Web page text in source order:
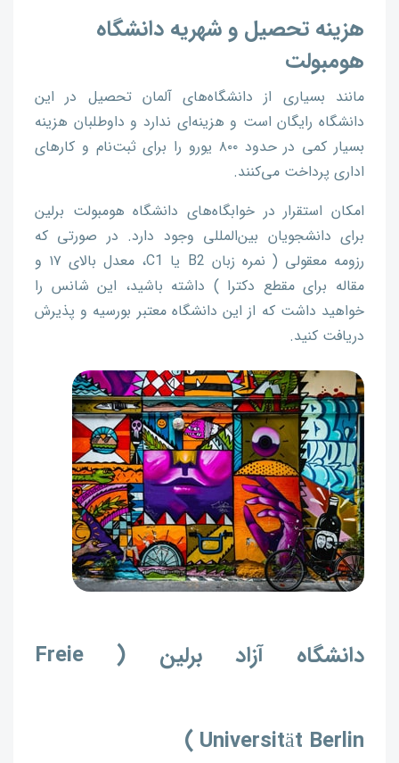
هزینه تحصیل و شهریه دانشگاه
هومبولت
مانند بسیاری از دانشگاه‌های آلمان تحصیل در این
دانشگاه رایگان است و هزینه‌ای ندارد و داوطلبان هزینه
بسیار کمی در حدود ۸۰۰ یورو را برای ثبت‌نام و کارهای
اداری پرداخت می‌کنند.
امکان استقرار در خوابگاه‌های دانشگاه هومبولت برلین
برای دانشجویان بین‌المللی وجود دارد. در صورتی که
رزومه معقولی ( نمره زبان B2 یا C1، معدل بالای ۱۷ و
مقاله برای مقطع دکترا ) داشته باشید، این شانس را
خواهید داشت که از این دانشگاه معتبر بورسیه و پذیرش
دریافت کنید.
دانشگاه آزاد برلین ( Freie
Universität Berlin )